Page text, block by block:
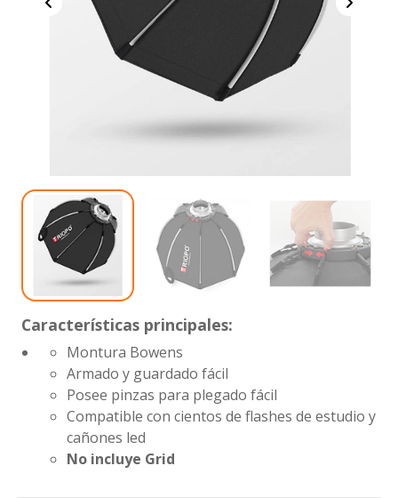
Características principales:
Montura Bowens
Armado y guardado fácil
Posee pinzas para plegado fácil
Compatible con cientos de flashes de estudio y
cañones led
No incluye Grid